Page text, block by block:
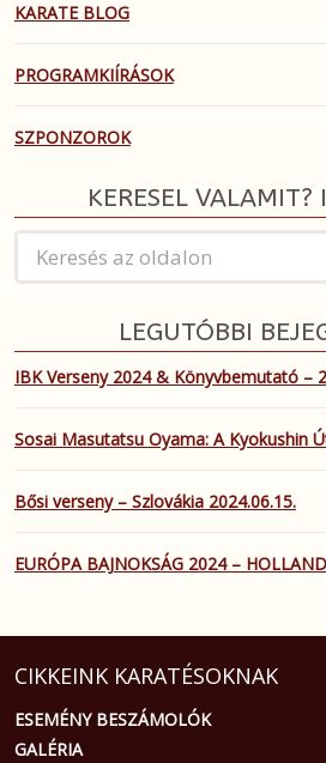
KARATE BLOG
PROGRAMKIÍRÁSOK
SZPONZOROK
KERESEL VALAMIT?
LEGUTÓBBI
IBK Verseny 2024 & Könyvbemutató –
Sosai Masutatsu Oyama: A Kyokushin
Bősi verseny – Szlovákia 2024.06.15.
EURÓPA BAJNOKSÁG 2024 –
CIKKEINK KARATÉSOKNAK
ESEMÉNY BESZÁMOLÓK
GALÉRIA